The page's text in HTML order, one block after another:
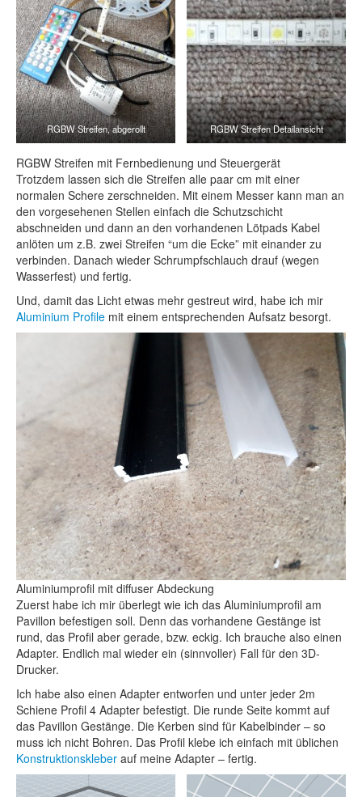
RGBW Streifen, abgerollt RGBW Streifen Detailansicht
RGBW Streifen mit Fernbedienung und Steuergerät
Trotzdem lassen sich die Streifen alle paar cm mit einer
normalen Schere zerschneiden. Mit einem Messer kann man an
den vorgesehenen Stellen einfach die Schutzschicht
abschneiden und dann an den vorhandenen Lötpads Kabel
anlöten um z.B. zwei Streifen “um die Ecke” mit einander zu
verbinden. Danach wieder Schrumpfschlauch drauf (wegen
Wasserfest) und fertig.
Und, damit das Licht etwas mehr gestreut wird, habe ich mir
Aluminium Profile mit einem entsprechenden Aufsatz besorgt.
Aluminiumprofil mit diffuser Abdeckung
Zuerst habe ich mir überlegt wie ich das Aluminiumprofil am
Pavillon befestigen soll. Denn das vorhandene Gestänge ist
rund, das Profil aber gerade, bzw. eckig. Ich brauche also einen
Adapter. Endlich mal wieder ein (sinnvoller) Fall für den 3D-
Drucker.
Ich habe also einen Adapter entworfen und unter jeder 2m
Schiene Profil 4 Adapter befestigt. Die runde Seite kommt auf
das Pavillon Gestänge. Die Kerben sind für Kabelbinder – so
muss ich nicht Bohren. Das Profil klebe ich einfach mit üblichen
Konstruktionskleber auf meine Adapter – fertig.